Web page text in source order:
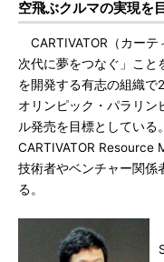
空飛ぶクルマの実現を
CARTIVATOR（カーテ
次代に夢をつなぐ」こと
を開発する有志の組織で
オリンピック・パラリン
ル発売を目標としている
CARTIVATOR Resource
技術者やベンチャー関係
る。